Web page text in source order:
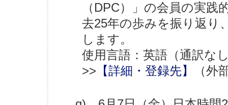
（DPC）」の会員の実
去25年の歩みを振り返り
します。
使用言語：英語（通訳な
>> 【詳細・登録先】 （外